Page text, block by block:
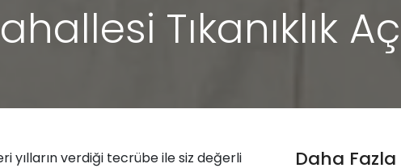
Tıkanıklık
yılların verdiği tecrübe ile siz değerli
Daha